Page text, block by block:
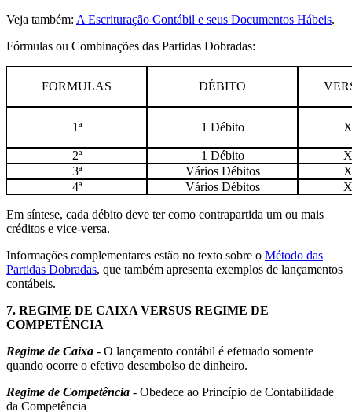
Veja também: A Escrituração Contábil e seus Documentos Hábeis.
Fórmulas ou Combinações das Partidas Dobradas:
FORMULAS DÉBITO
1ª 1 Débito X
2ª 1 Débito
X
3ª
Vários Débitos
X
4ª
Vários Débitos X
Em síntese, cada débito deve ter como contrapartida um ou mais
créditos e vice-versa.
Informações complementares estão no texto sobre o Método das
Partidas Dobradas, que também apresenta exemplos de lançamentos
contábeis.
7. REGIME DE CAIXA VERSUS REGIME DE
COMPETÊNCIA
Regime de Caixa - O lançamento contábil é efetuado somente
quando ocorre o efetivo desembolso de dinheiro.
Regime de Competência - Obedece ao Princípio de Contabilidade
da Competência